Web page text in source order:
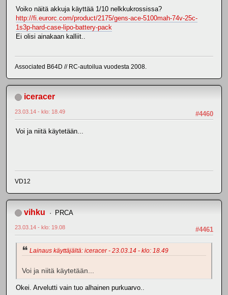
Voiko näitä akkuja käyttää 1/10 nelkkukrossissa?
http://fi.eurorc.com/product/2175/gens-ace-5100mah-74v-25c-
1s3p-hard-case-lipo-battery-pack
Ei olisi ainakaan kalliit..
Associated B64D // RC-autoilua vuodesta 2008.
iceracer
#4460
23.03.14 - klo: 18.49
Voi ja niitä käytetään...
VD12
vihku PRCA
#4461
23.03.14 - klo: 19.08
Lainaus käyttäjältä: iceracer - 23.03.14 - klo: 18.49
Voi ja niitä käytetään...
Okei. Arvelutti vain tuo alhainen purkuarvo..